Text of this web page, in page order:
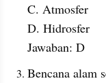
C. Atmosfer
D. Hidrosfer
Jawaban: D
Bencana alam